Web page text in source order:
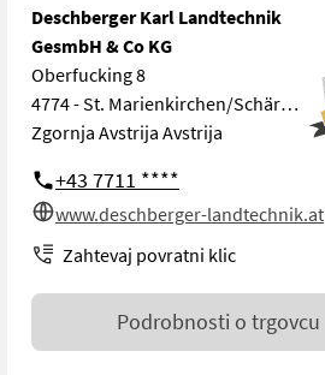
Deschberger Karl Landtechnik
GesmbH & Co KG
Oberfucking 8
4774 - St. Marienkirchen/Schärding
Zgornja Avstrija Avstrija
+43 7711 ****
www.deschberger-landtechnik.at
Zahtevaj povratni klic
Podrobnosti o trgovcu